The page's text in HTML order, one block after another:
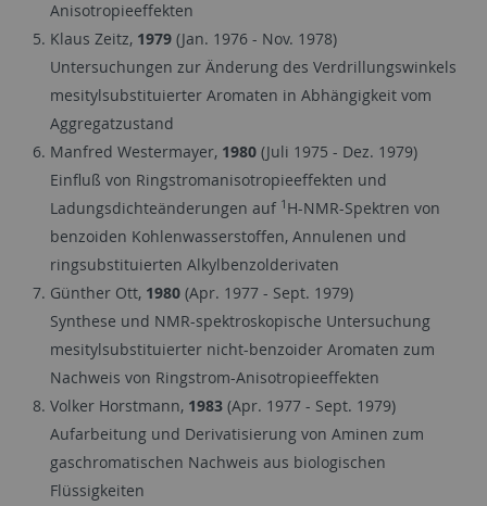
Anisotropieeffekten
Klaus Zeitz, 1979(Jan. 1976 - Nov. 1978)
Untersuchungen zur Änderung des Verdrillungswinkels
mesitylsubstituierter Aromaten in Abhängigkeit vom
Aggregatzustand
Manfred Westermayer, 1980(Juli 1975 - Dez. 1979)
Einfluß von Ringstromanisotropieeffekten und
Ladungsdichteänderungen auf 1 H-NMR-Spektren von
benzoiden Kohlenwasserstoffen, Annulenen und
ringsubstituierten Alkylbenzolderivaten
Günther Ott, 1980(Apr. 1977 - Sept. 1979)
Synthese und NMR-spektroskopische Untersuchung
mesitylsubstituierter nicht-benzoider Aromaten zum
Nachweis von Ringstrom-Anisotropieeffekten
Volker Horstmann, 1983(Apr. 1977 - Sept. 1979)
Aufarbeitung und Derivatisierung von Aminen zum
gaschromatischen Nachweis aus biologischen
Flüssigkeiten